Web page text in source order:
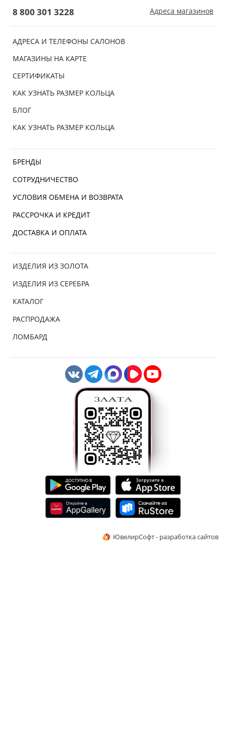
АДРЕСА И ТЕЛЕФОНЫ САЛОНОВ
МАГАЗИНЫ НА КАРТЕ
СЕРТИФИКАТЫ
КАК УЗНАТЬ РАЗМЕР КОЛЬЦА
БЛОГ
КАК УЗНАТЬ РАЗМЕР КОЛЬЦА
БРЕНДЫ
СОТРУДНИЧЕСТВО
УСЛОВИЯ ОБМЕНА И ВОЗВРАТА
РАССРОЧКА И КРЕДИТ
ДОСТАВКА И ОПЛАТА
ИЗДЕЛИЯ ИЗ ЗОЛОТА
ИЗДЕЛИЯ ИЗ СЕРЕБРА
КАТАЛОГ
РАСПРОДАЖА
ЛОМБАРД
8 800 301 3228 Адреса магазинов
ЮвелирСофт - разработка сайтов